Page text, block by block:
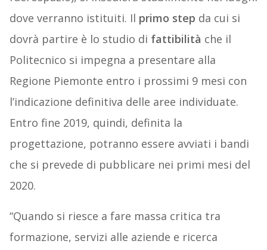
dove verranno istituiti. Il primo step da cui si
dovrà partire è lo studio di fattibilità che il
Politecnico si impegna a presentare alla
Regione Piemonte entro i prossimi 9 mesi con
l’indicazione definitiva delle aree individuate.
Entro fine 2019, quindi, definita la
progettazione, potranno essere avviati i bandi
che si prevede di pubblicare nei primi mesi del
2020.
“Quando si riesce a fare massa critica tra
formazione, servizi alle aziende e ricerca